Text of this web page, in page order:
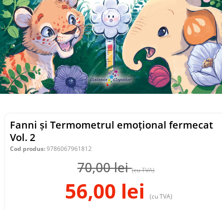
Fanni și Termometrul emoțional fermecat
Vol. 2
Cod produs:9786067961812
70,00lei (cu TVA)
56,00 lei (cu TVA)